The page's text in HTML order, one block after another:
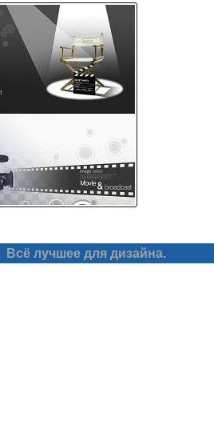
Всё лучшее для дизайна.